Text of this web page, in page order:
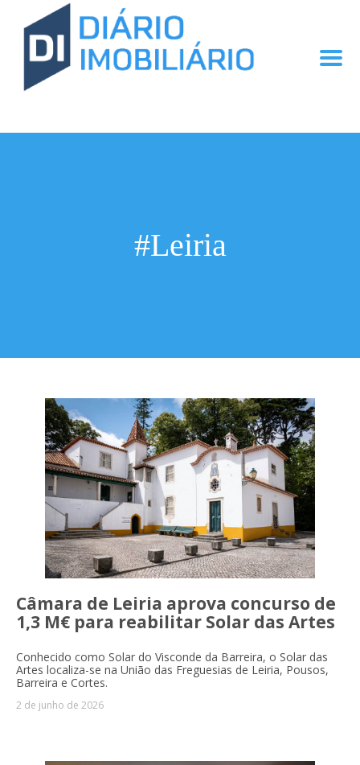
#Leiria
Câmara de Leiria aprova concurso de
1,3 M€ para reabilitar Solar das Artes
Conhecido como Solar do Visconde da Barreira, o Solar das
Artes localiza-se na União das Freguesias de Leiria, Pousos,
Barreira e Cortes.
2 de junho de 2026